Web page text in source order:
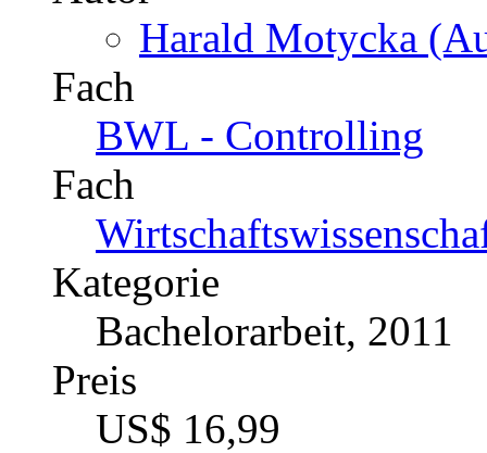
Harald Motycka
Fach
BWL - Controlling
Fach
Kategorie
Bachelorarbeit, 2011
Preis
US$ 16,99